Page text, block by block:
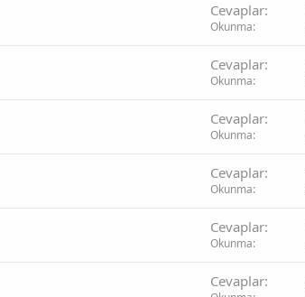
Cevaplar
Okunma
Cevaplar
Okunma
Cevaplar
Okunma
Cevaplar
Okunma
Cevaplar
Okunma
Cevaplar